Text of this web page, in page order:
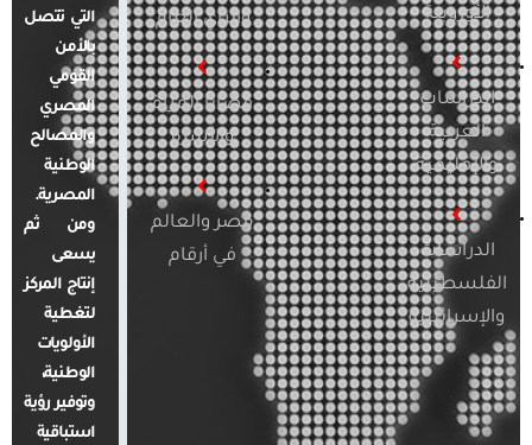
الأوروبية
الدراسات
العربية
والإقليمية
الدراسات
الفلسطينية
والإسرائيلية
والرأي العام
قضايا المرأة
والأسرة
مصر والعالم
في أرقام
التي تتصل
بالأمن
القومي
المصري
والمصالح
الوطنية
المصرية.
ومن ثم
يسعى
إنتاج المركز
لتغطية
الأولويات
الوطنية،
وتوفير رؤية
استباقية